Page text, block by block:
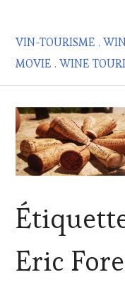
contenu
principal
VIN-TOURISME .
MOVIE . WINE
Eric